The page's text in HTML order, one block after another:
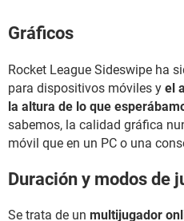
Gráficos
Rocket League Sideswipe ha
para dispositivos móviles y el
la altura de lo que
sabemos, la calidad gráfica
móvil que en un PC o una
Duración y modos de
Se trata de un multijugador